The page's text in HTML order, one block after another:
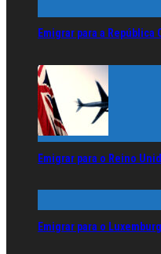
Emigrar para a
Emigrar para o Reino
Emigrar para o